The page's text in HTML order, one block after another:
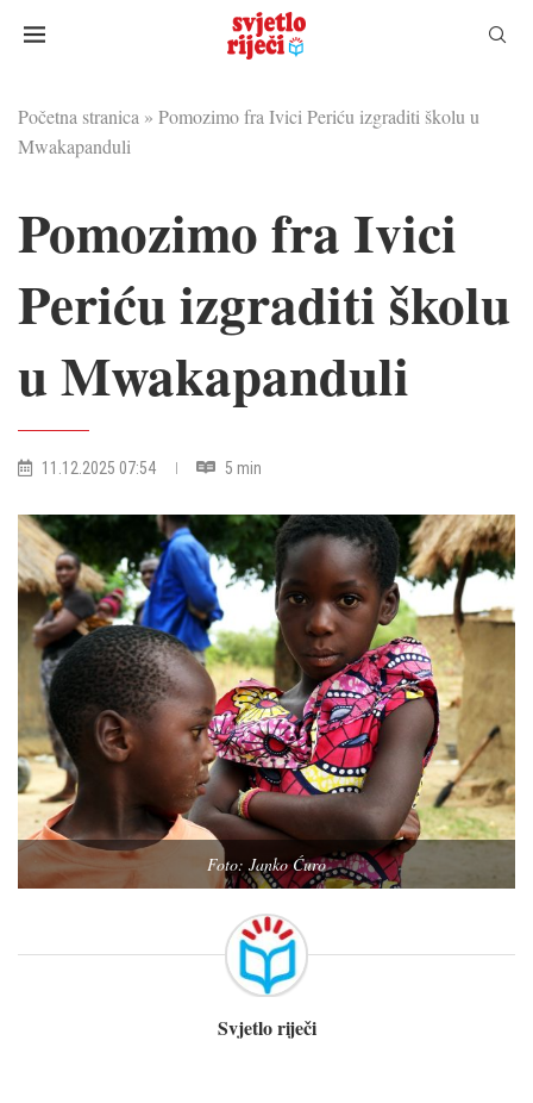
Početna stranica » Pomozimo fra Ivici Periću izgraditi školu u
Mwakapanduli
Pomozimo fra Ivici
Periću izgraditi školu
u Mwakapanduli
11.12.2025 07:54 5 min
Foto: Janko Ćuro
Svjetlo riječi